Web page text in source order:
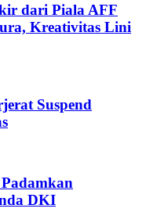
dari Piala AFF
Kreativitas Lini
Suspend
DKI